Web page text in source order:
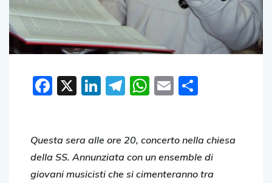
Facebook
X LinkedIn
Telegram
WhatsApp
Email
Questa sera alle ore 20, concerto nella chiesa
della SS. Annunziata con un ensemble di
giovani musicisti che si cimenteranno tra